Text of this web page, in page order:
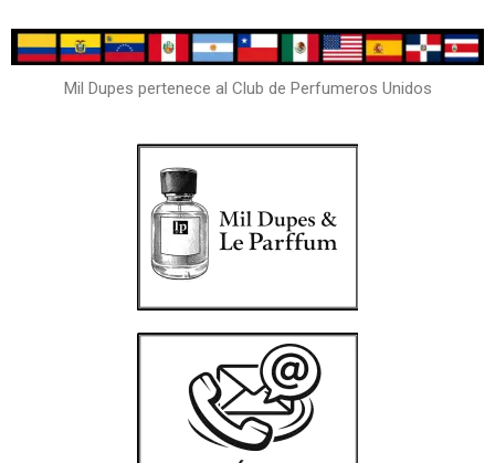
Mil Dupes pertenece al Club de Perfumeros Unidos